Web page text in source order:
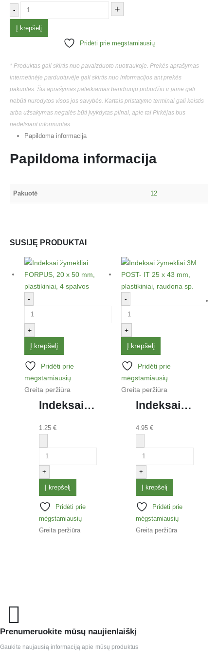
-
+
Į krepšelį
Pridėti prie mėgstamiausių
* Produktas gali skirtis nuo pavaizduoto nuotraukoje. Prekės aprašymas
internetinėje parduotuvėje gali skirtis nuo informacijos ant prekės
pakuotės. Šis aprašymas pateikiamas bendruoju pobūdžiu ir jame gali
nebūti nurodytos visos jos savybės. Kartais pristatymo terminai gali keistis
arba užsakymas negalės būti įvykdytas pilnai, apie tai Pirkėjas bus
nedelsiant informuotas
Papildoma informacija
Papildoma informacija
Pakuotė 12
SUSIJĘ PRODUKTAI
-
+
Į krepšelį
Pridėti prie
mėgstamiausių
Greita peržiūra
Indeksai žymekliai FORPUS, 20 x 50 mm, plastikiniai, 4 spalvos
1.25 €
-
+
Į krepšelį
Pridėti prie
mėgstamiausių
Greita peržiūra
-
+
Į krepšelį
Pridėti prie
mėgstamiausių
Greita peržiūra
Indeksai žymekliai 3M POST- IT 25 x 43 mm, plastikiniai, raudona sp.
4.95 €
-
+
Į krepšelį
Pridėti prie
mėgstamiausių
Greita peržiūra
Prenumeruokite mūsų naujienlaiškį
Gaukite naujausią informaciją apie mūsų produktus